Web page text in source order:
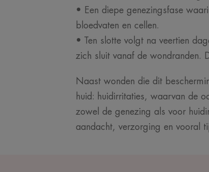
• Een diepe genezingsfase
bloedvaten en cellen.
• Ten slotte volgt na veertien
zich sluit vanaf de wondranden.
Naast wonden die dit
huid: huidirritaties, waarvan de
zowel de genezing als voor
aandacht, verzorging en vooral